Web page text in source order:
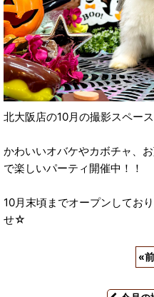
北大阪店の10月の撮影スペー
かわいいオバケやカボチャ、
で楽しいパーティ開催中！！
10月末頃までオープンしてお
せ☆
«前